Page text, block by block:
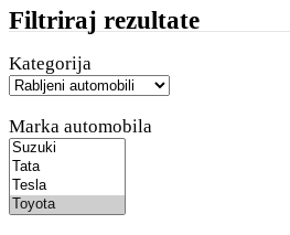
Filtriraj rezultate
Kategorija
Marka automobila